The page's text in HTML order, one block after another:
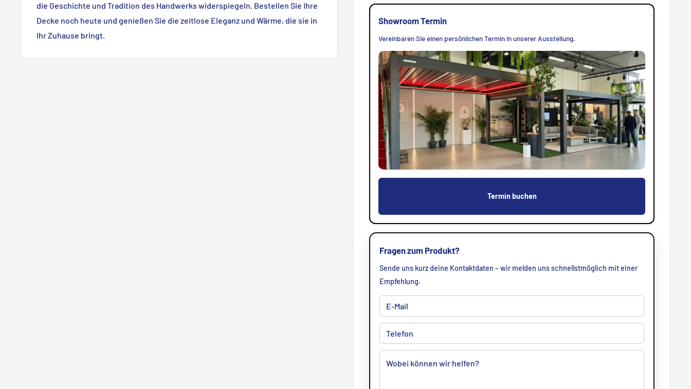
Showroom Termin
Vereinbaren Sie einen persönlichen Termin in unserer Ausstellung.
Termin buchen
Fragen zum Produkt?
Sende uns kurz deine Kontaktdaten – wir melden uns schnellstmöglich mit einer
Empfehlung.
die Geschichte und Tradition des Handwerks widerspiegeln. Bestellen Sie Ihre
Decke noch heute und genießen Sie die zeitlose Eleganz und Wärme, die sie in
Ihr Zuhause bringt.